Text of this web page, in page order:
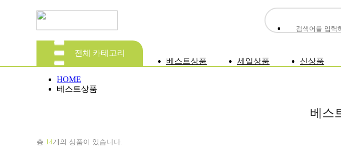
전체 카테고리
베스트상품
세일상품 신상품
HOME
베스트상품
베스
총 14개의 상품이 있습니다.